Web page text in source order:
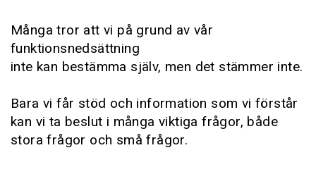
Många tror att vi på grund av vår
funktionsnedsättning
inte kan bestämma själv, men det stämmer inte.
Bara vi får stöd och information som vi förstår
kan vi ta beslut i många viktiga frågor, både
stora frågor och små frågor.